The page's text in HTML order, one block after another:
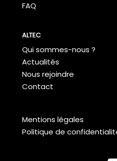
FAQ
ALTEC
Qui sommes-nous ?
Actualités
Nous rejoindre
Contact
Mentions légales
Politique de